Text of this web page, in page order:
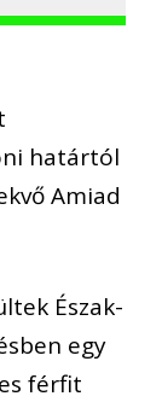
határtól
Amiad
Észak-
egy
férfit